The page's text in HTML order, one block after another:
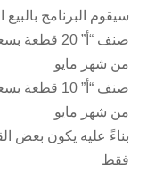
سيقوم البرنامج بالبيع
صنف “أ” 20 قطعة بسعر
من شهر مايو
صنف “أ” 10 قطعة بسعر
من شهر مايو
فقط